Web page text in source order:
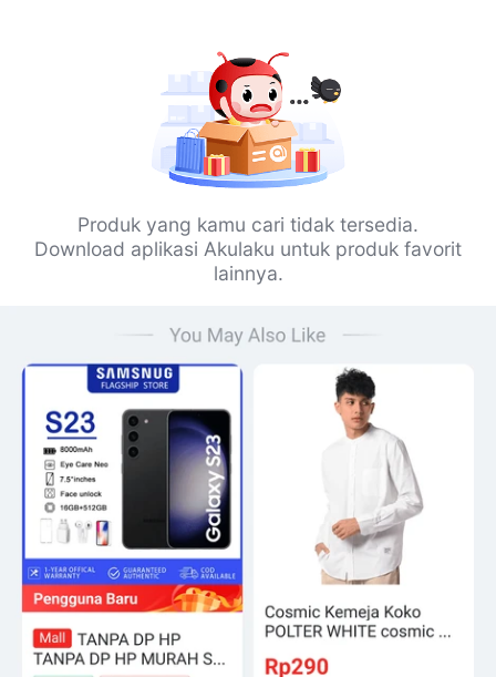
Produk yang kamu cari tidak tersedia.
Download aplikasi Akulaku untuk produk favorit
lainnya.